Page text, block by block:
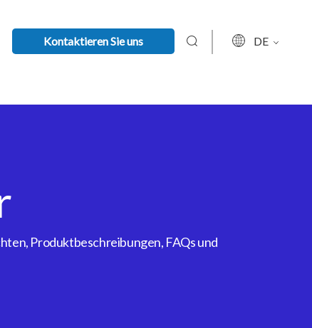
Kontaktieren Sie uns DE
Produktbeschreibungen, FAQs und